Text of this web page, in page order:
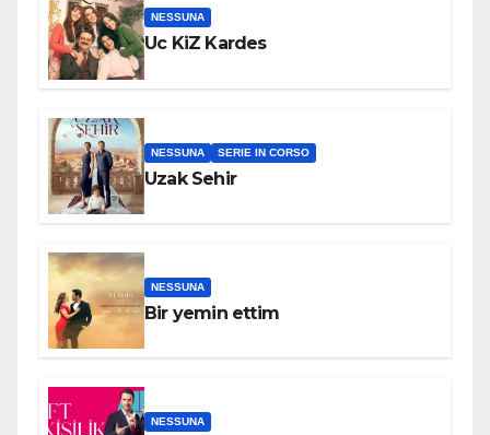
NESSUNA
Uc KiZ Kardes
NESSUNA SERIE IN CORSO
Uzak Sehir
NESSUNA
Bir yemin ettim
NESSUNA